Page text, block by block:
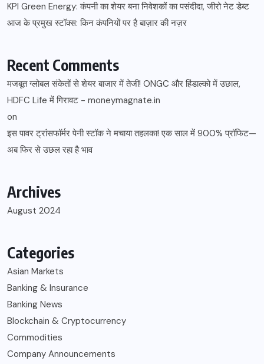
KPI Green Energy: कंपनी का शेयर बना निवेशकों का पसंदीदा, जीरो नेट डेब्ट
आज के प्रमुख स्टॉक्स: किन कंपनियों पर है बाज़ार की नज़र
Recent Comments
मजबूत ग्लोबल संकेतों से शेयर बाजार में तेजी! ONGC और हिंडाल्को में उछाल,
HDFC Life में गिरावट - moneymagnate.in
on
इस पावर ट्रांसफॉर्मर पेनी स्टॉक ने मचाया तहलका! एक साल में 900% प्रॉफिट—
अब फिर से उछल रहा है भाव
Archives
August 2024
Categories
Asian Markets
Banking & Insurance
Banking News
Blockchain & Cryptocurrency
Commodities
Company Announcements